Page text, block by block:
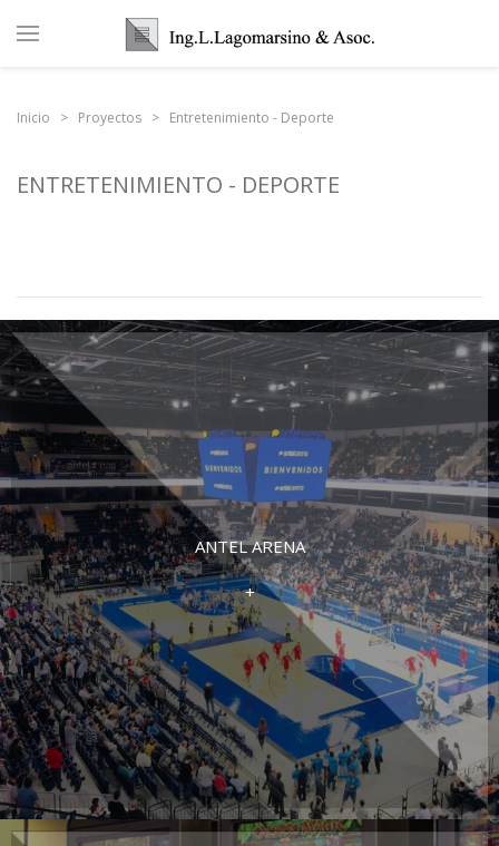
Inicio Proyectos Entretenimiento - Deporte
ENTRETENIMIENTO - DEPORTE
ANTEL ARENA
+